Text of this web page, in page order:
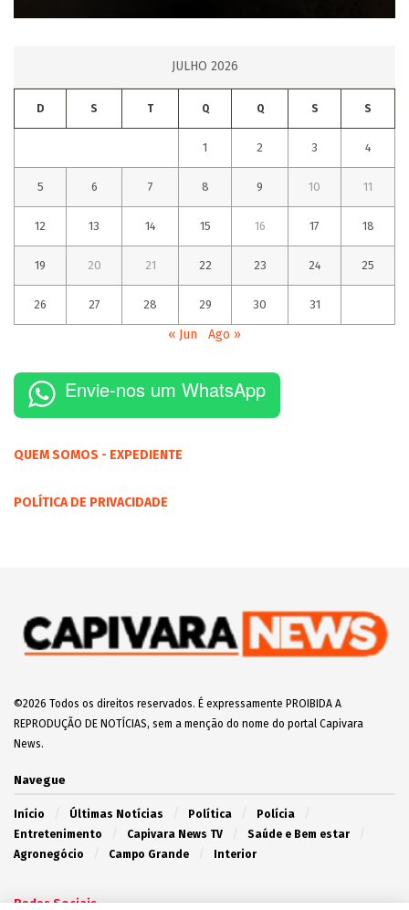
JULHO 2026
D S T Q Q S S
1 2 3 4
5 6 7 8 9 10 11
12 13 14 15 16 17 18
19 20 21 22 23 24 25
26 27 28 29 30 31
« Jun Ago »
Envie-nos um WhatsApp
QUEM SOMOS - EXPEDIENTE
POLÍTICA DE PRIVACIDADE
©2026 Todos os direitos reservados. É expressamente PROIBIDA A
REPRODUÇÃO DE NOTÍCIAS, sem a menção do nome do portal Capivara
News.
Navegue
Início Últimas Notícias Política
Polícia
Entretenimento
Capivara News TV
Saúde e Bem estar
Agronegócio
Campo Grande Interior
Redes Sociais